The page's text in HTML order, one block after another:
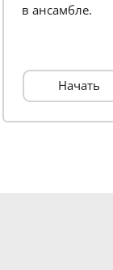
в ансамбле.
Начать